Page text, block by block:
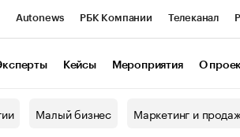
Autonews РБК Компании Телеканал
Кейсы Мероприятия О
Малый бизнес Маркетинг и